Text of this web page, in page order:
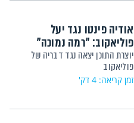
אודיה פינטו נגד יעל
פוליאקוב: "רמה נמוכה"
יוצרת התוכן יצאה נגד דבריה של
פוליאקוב
זמן קריאה: 4 דק'